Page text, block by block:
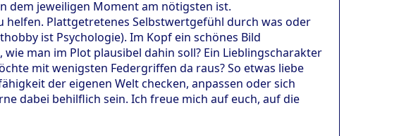
dem jeweiligen Moment am nötigsten ist.
helfen. Plattgetretenes Selbstwertgefühl durch was oder
ist Psychologie). Im Kopf ein schönes Bild
man im Plot plausibel dahin soll? Ein Lieblingscharakter
mit wenigsten Federgriffen da raus? So etwas liebe
der eigenen Welt checken, anpassen oder sich
dabei behilflich sein. Ich freue mich auf euch, auf die